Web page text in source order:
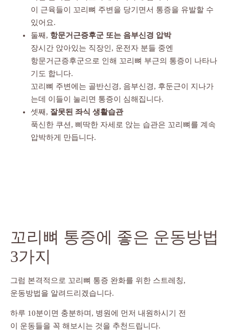
이 근육들이 꼬리뼈 주변을 당기면서 통증을 유발할 수
있어요.
둘째, 항문거근증후군 또는 음부신경 압박
장시간 앉아있는 직장인, 운전자 분들 중엔
항문거근증후군으로 인해 꼬리뼈 부근의 통증이 나타나
기도 합니다.
꼬리뼈 주변에는 골반신경, 음부신경, 후둔근이 지나가
는데 이들이 눌리면 통증이 심해집니다.
셋째, 잘못된 좌식 생활습관
푹신한 쿠션, 삐딱한 자세로 앉는 습관은 꼬리뼈를 계속
압박하게 만듭니다.
꼬리뼈 통증에 좋은 운동방법
3가지
그럼 본격적으로 꼬리뼈 통증 완화를 위한 스트레칭,
운동방법을 알려드리겠습니다.
하루 10분이면 충분하며, 병원에 먼저 내원하시기 전
이 운동들을 꼭 해보시는 것을 추천드립니다.